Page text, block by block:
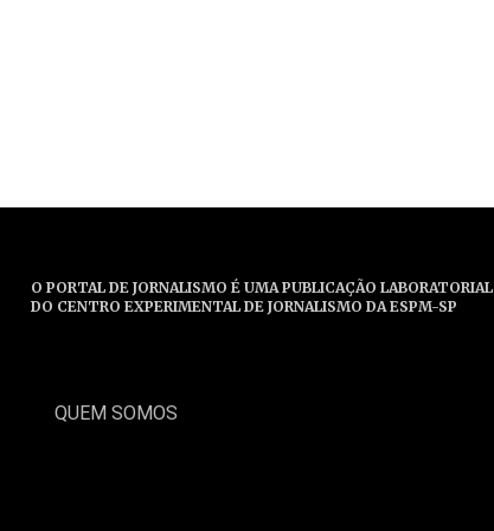
O PORTAL DE JORNALISMO É UMA PUBLICAÇÃO LABORATORIAL
DO CENTRO EXPERIMENTAL DE JORNALISMO DA ESPM-SP
QUEM SOMOS